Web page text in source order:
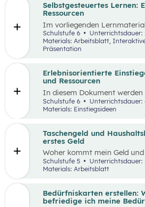
Erlebnisorientierte
und Ressourcen
In diesem Dokument werden
Einstiegsideen für den
„Nachhaltiger Umgang mit
Ressourcen“ präsentiert.
Schulstufe 6 Unterrichtsdauer:
Materials: Einstiegsideen
Bedürfniskarten erstellen:
befriedige ich meine
Taschengeld und
erstes Geld
Woher kommt mein Geld
Was ist ein Haushaltsbuch
ich es? Geld ist im Alltag
Schüler:innen an das Thema
werden.
Schulstufe 5 Unterrichtsdauer:
Materials: Arbeitsblatt
Selbstgesteuertes Lernen:
Ressourcen
Im vorliegenden
selbstgesteuerte Lernen im
werden die wesentlichen
Energieträger für die
Schulstufe 6 Unterrichtsdauer:
Materials: Arbeitsblatt,
Präsentation